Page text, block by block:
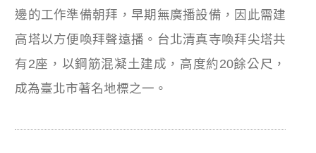
邊的工作準備朝拜，早期無廣播設備，因此需建
高塔以方便喚拜聲遠播。台北清真寺喚拜尖塔共
有2座，以鋼筋混凝土建成，高度約20餘公尺，
成為臺北市著名地標之一。